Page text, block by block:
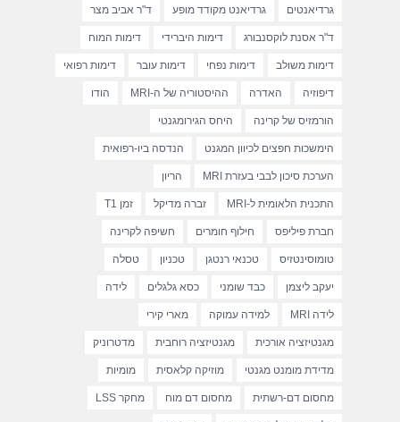
גרדיאנטים גרדיאנט מקודד מופע ד"ר אביב מצר
ד"ר אסנת לוקסנבורג דימות היברידי דימות המוח
דימות משולב דימות נפחי דימות עובר דימות רפואי
דיפוזיה האדרה ההיסטוריה של ה-MRI הודו
הורמזיס של קרינה היחס הגירומגנטי
הימשכות חפצים לכיוון המגנט הנדסה ביו-רפואית
הערכת סיכון לבבי בעזרת MRI הריון
התכנית הלאומית ל-MRI זברה מדיקל זמן T1
חברת פיליפס חילוף חומרים חשיפה לקרינה
טומוסינטזיס טכנאי רנטגן טכניון טסלה
יעקב ליצמן כבד שומני כסא גלגלים לידה
לידה MRI למידה עמוקה מארי קירי
מגנטיזציה אורכית מגנטיזציה רוחבית מדטרוניק
מדידת מומנט מגנטי מוזיקה קלאסית מומיות
מחסום דם-רשתית מחסום דם מוח מחקר LSS